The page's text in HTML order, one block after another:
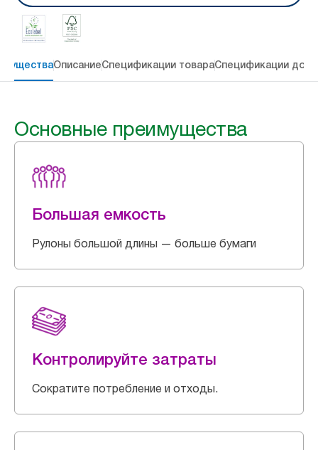
ОписаниеСпецификации товараСпецификации
Основные преимущества
Большая емкость
Рулоны большой длины — больше бумаги
Контролируйте затраты
Сократите потребление и отходы.